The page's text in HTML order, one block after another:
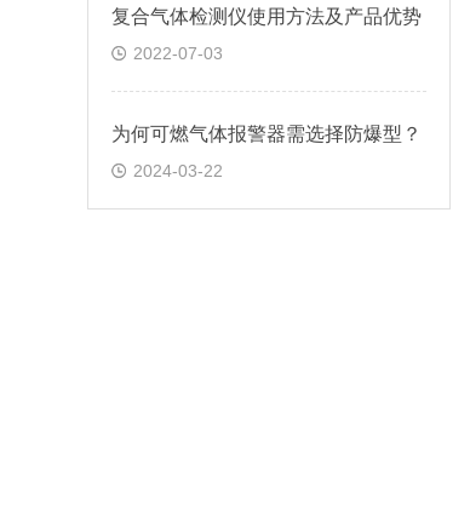
复合气体检测仪使用方法及产品优势
2022-07-03
为何可燃气体报警器需选择防爆型？
2024-03-22